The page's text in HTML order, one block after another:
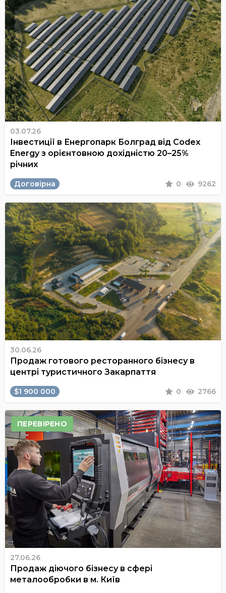
03.07.26
Інвестиції в Енергопарк Болград від Codex
Energy з орієнтовною дохідністю 20–25%
річних
Договірна 0 9262
30.06.26
Продаж готового ресторанного бізнесу в
центрі туристичного Закарпаття
$1 900 000 0 2766
ПЕРЕВІРЕНО
27.06.26
Продаж діючого бізнесу в сфері
металообробки в м. Київ